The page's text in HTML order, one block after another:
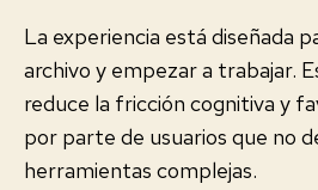
La experiencia está diseñada
archivo y empezar a trabajar.
reduce la fricción cognitiva y
por parte de usuarios que no
herramientas complejas.